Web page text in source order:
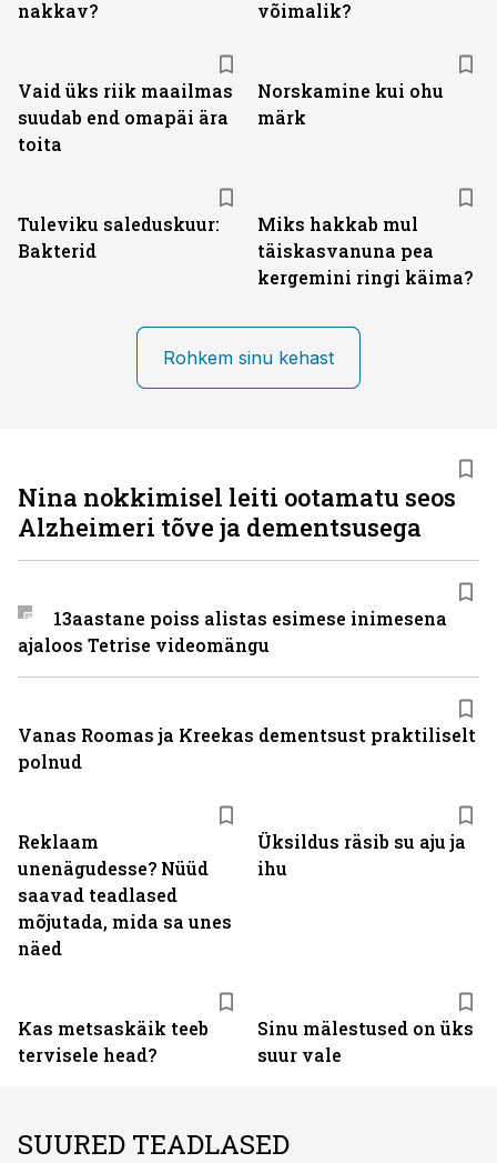
nakkav? võimalik?
Vaid üks riik maailmas
suudab end omapäi ära
toita
Norskamine kui ohu
märk
Tuleviku saleduskuur:
Bakterid
Miks hakkab mul
täiskasvanuna pea
kergemini ringi käima?
Rohkem sinu kehast
Reklaam
unenägudesse? Nüüd
saavad teadlased
mõjutada, mida sa unes
näed
Üksildus räsib su aju ja
ihu
Kas metsaskäik teeb
tervisele head?
Sinu mälestused on üks
suur vale
Nina nokkimisel leiti ootamatu seos
Alzheimeri tõve ja dementsusega
13aastane poiss alistas esimese inimesena
ajaloos Tetrise videomängu
Vanas Roomas ja Kreekas dementsust praktiliselt
polnud
SUURED TEADLASED